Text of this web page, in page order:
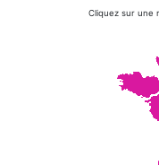
Cliquez sur une